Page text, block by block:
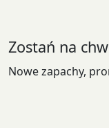
Zostań na
Nowe zapachy,